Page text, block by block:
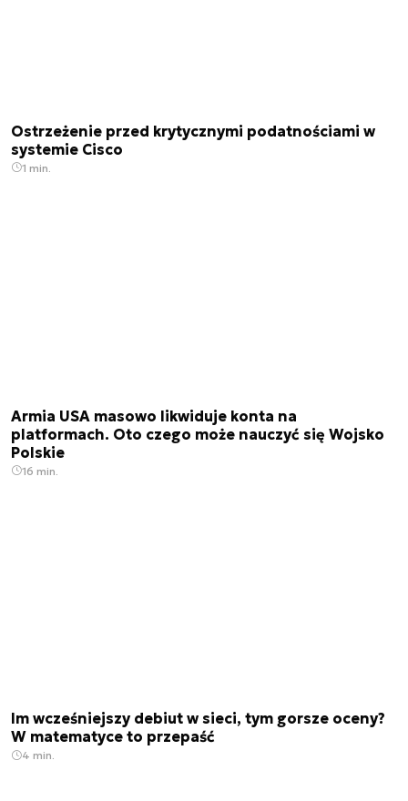
Ostrzeżenie przed krytycznymi podatnościami w
systemie Cisco
1 min.
Armia USA masowo likwiduje konta na
platformach. Oto czego może nauczyć się Wojsko
Polskie
16 min.
Im wcześniejszy debiut w sieci, tym gorsze oceny?
W matematyce to przepaść
4 min.